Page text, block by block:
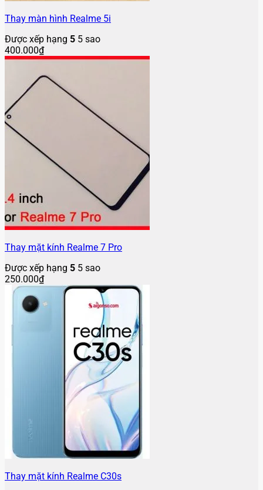
Thay màn hình Realme 5i
Được xếp hạng 5 5 sao
400.000₫
Thay mặt kính Realme 7 Pro
Được xếp hạng 5 5 sao
250.000₫
Thay mặt kính Realme C30s